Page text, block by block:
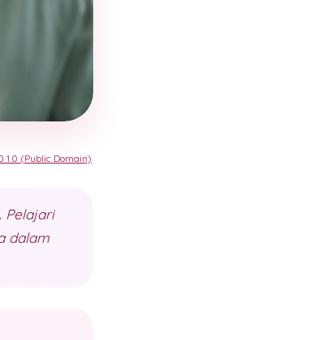
1.0 (Public Domain)
Pelajari
dalam